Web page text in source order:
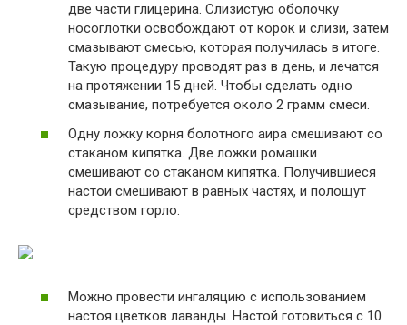
две части глицерина. Слизистую оболочку
носоглотки освобождают от корок и слизи, затем
смазывают смесью, которая получилась в итоге.
Такую процедуру проводят раз в день, и лечатся
на протяжении 15 дней. Чтобы сделать одно
смазывание, потребуется около 2 грамм смеси.
Одну ложку корня болотного аира смешивают со
стаканом кипятка. Две ложки ромашки
смешивают со стаканом кипятка. Получившиеся
настои смешивают в равных частях, и полощут
средством горло.
Можно провести ингаляцию с использованием
настоя цветков лаванды. Настой готовиться с 10